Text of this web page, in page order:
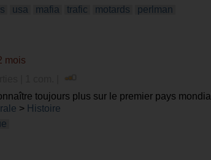
usa mafia trafic motards perlman
mois
toujours plus sur le premier pays mondial
> Histoire